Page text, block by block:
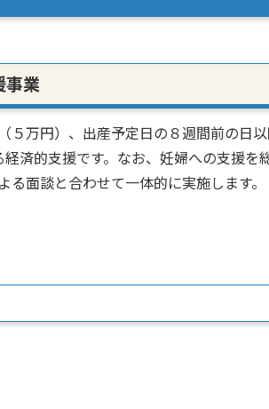
事業
万円）、出産予定日の８週間前の日
済的支援です。なお、妊婦への支援を
面談と合わせて一体的に実施します。